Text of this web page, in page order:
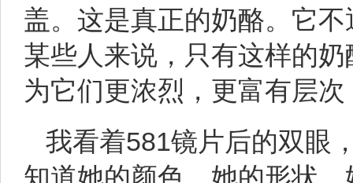
盖。这是真正的奶酪。它
某些人来说，只有这样的
为它们更浓烈，更富有层
我看着581镜片后的双眼
知道她的颜色，她的形状